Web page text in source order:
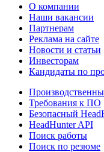
О компании
Наши вакансии
Партнерам
Реклама на сайте
Новости и статьи
Инвесторам
Кандидаты по
Требования к ПО
Безопасный
HeadHunter API
Поиск работы
Поиск по резюме